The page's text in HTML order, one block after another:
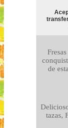
de
tazas,